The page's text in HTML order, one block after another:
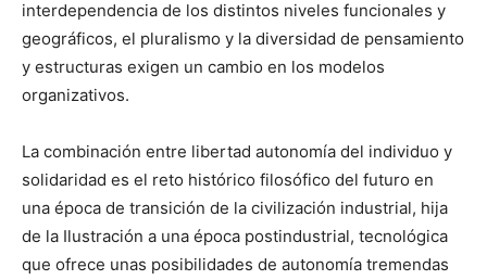
interdependencia de los distintos niveles funcionales y
geográficos, el pluralismo y la diversidad de pensamiento
y estructuras exigen un cambio en los modelos
organizativos.
La combinación entre libertad autonomía del individuo y
solidaridad es el reto histórico filosófico del futuro en
una época de transición de la civilización industrial, hija
de la Ilustración a una época postindustrial, tecnológica
que ofrece unas posibilidades de autonomía tremendas